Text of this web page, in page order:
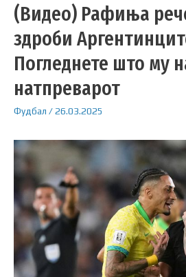
(Видео) Рафиња
здроби
Погледнете што му
натпреварот
Фудбал /26.03.2025